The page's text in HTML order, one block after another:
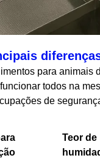
para animais
todos na
de
Teor de